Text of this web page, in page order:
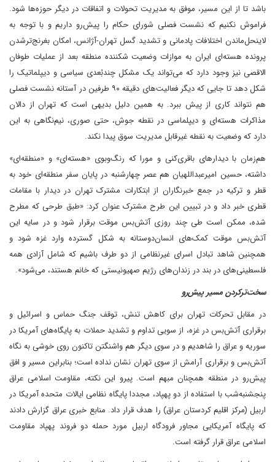
باشد تا از این مسیر، موفق به مدیریت تحولات و اتفاقات در دیگر حوزه‌ها شود.
فراموش نکنیم که نشست فصلی شورای حکام را پیش‌رو داریم و با توجه به
لاینحل‌ماندن اختلافات پادمانی و تشدید گسل تهران-‌آژانس، امکان بغرنج‌تر‌شدن
پرونده هسته‌ای ایران به موازات وضعیت شکننده منطقه بعد از عملیات طوفان
‌الاقصی نیز وجود دارد که می‌تواند یک مشکل چند‌بُعدی سیاسی و دیپلماتیک را
شکل دهد تا جایی که دیگر فعالیت‌های دقیقه ۹۰ طرفین در آستانه نشست فصلی
هم نتواند کاری از پیش ببرد. به ‌همین‌ دلیل بدیهی است که تهران از دالان
مذاکرات هسته‌ای و دیپلماسی در نقطه جوش، حتی صوری، نیم‌نگاهی به این
دارد که وضعیت به نقطه غیرقابل مدیریت سوق پیدا نکند.
هم‌‌زمان با دیدارهای باقری‌کنی و مورا که رنگ‌وبوی «هسته‌ای» و «منطقه‌ای»
داشته، حسین امیرعبداللهیان هم عصر چهارشنبه در پایان سفر منطقه‌ای خود به
قطر و ترکیه در جمع خبرنگاران از ابتکارات مشترک تهران در دیدار با مقامات
قطری خبر داد و در تبیین این طرح مشترک عنوان کرد: «طبق طرحی که مطرح‌‌
شده، ممکن است طی چند روزی آتش‌بس موقت برقرار شود و در سایه این
آتش‌بس موقت کمک‌‌های انسان‌دوستانه به شکل گسترده وارد غزه شود و
همچنین شاهد تبادل اسرای غیرنظامی از دو طرف باشیم که شامل آزادی همه
فلسطینی‌های در بند در زندان‌های رژیم صهیونیستی که خانم هستند، می‌شود».
سخت‌ترکردن مسیر پیش‌رو
در مقابل تحرکات تهران برای کاهش تنش، توقف جنگ حماس و اسرائیل و
برقراری آتش‌‌بس در غزه، از سویی تداوم و تشدید حملات به پایگاه‌های آمریکا در
سوریه و عراق را شاهدیم و در سوی دیگر هم واشنگتن تاکنون روی خوشی به نگاه
آتش‌‌بس و برقراری آرامش از سوی تهران نشان نداده است؛ بنابراین مسیر و افق
پیش‌رو در منطقه همچنان مبهم است. پیرو این نکته، مقاومت اسلامی عراق
پنجشنبه‌شب با استفاده از دو پهپاد، مجددا پایگاه نظامی ایالات متحده آمریکا در
اربیل (مرکز اقلیم کردستان عراق) را هدف قرار داد. منابع خبری عراق گزارش دادند
که پایگاه آمریکایی مجاور فرودگاه اربیل مورد حمله دو فروند پهپاد مقاومت
اسلامی عراق قرار گرفته است.